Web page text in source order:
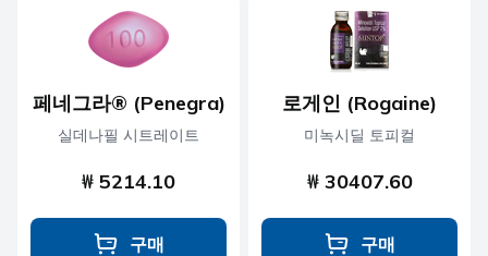
페네그라® (Penegra)
실데나필 시트레이트
₩ 5214.10
구매
로게인 (Rogaine)
미녹시딜 토피컬
₩ 30407.60
구매